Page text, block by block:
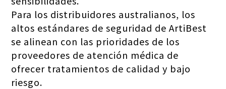
Para los distribuidores australianos, los
altos estándares de seguridad de ArtiBest
se alinean con las prioridades de los
proveedores de atención médica de
ofrecer tratamientos de calidad y bajo
riesgo.